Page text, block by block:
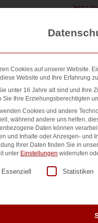
Jetzt
erstellen: Design &
Nr.
90,00
Cookies auf unserer Website.
Website und Ihre Erfahrung
unter 16 Jahre alt sind und Ihre
Sie Ihre Erziehungsberechtigten
Cookies und andere
während andere uns helfen,
Daten können
und Inhalte oder Anzeigen- und
Ihrer Daten finden Sie in
unter Einstellungen widerrufen
eine Liste der Service-
Essenziell Statistiken